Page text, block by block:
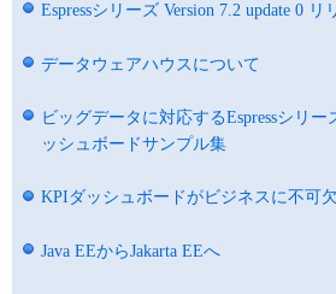
Espressシリーズ Version 7.2 update 0 リ
データウェアハウスについて
ビッグデータに対応するEspressシリ
ッシュボードサンプル集
KPIダッシュボードがビジネスに不可
Java EEからJakarta EEへ